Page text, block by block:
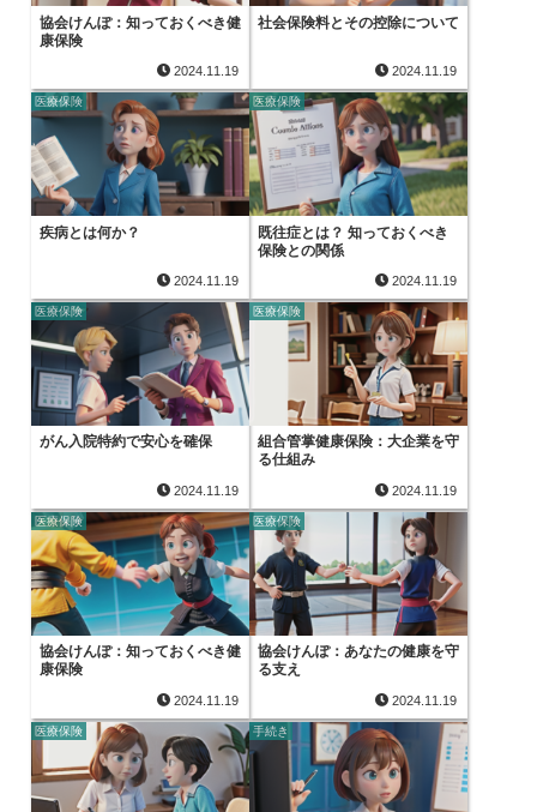
協会けんぽ：知っておくべき健
康保険
2024.11.19
社会保険料とその控除について
2024.11.19
医療保険
疾病とは何か？
2024.11.19
医療保険
既往症とは？ 知っておくべき
保険との関係
2024.11.19
医療保険
がん入院特約で安心を確保
2024.11.19
医療保険
組合管掌健康保険：大企業を守
る仕組み
2024.11.19
医療保険
協会けんぽ：知っておくべき健
康保険
2024.11.19
医療保険
協会けんぽ：あなたの健康を守
る支え
2024.11.19
医療保険 手続き